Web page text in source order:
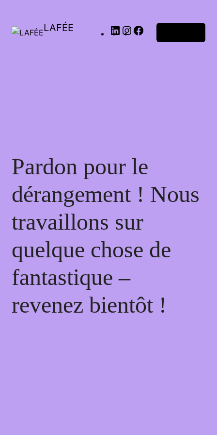
LAFÉE
Pardon pour le
dérangement ! Nous
travaillons sur
quelque chose de
fantastique –
revenez bientôt !